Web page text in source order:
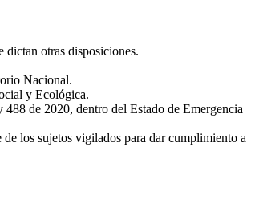
dictan otras disposiciones.
Nacional.
y Ecológica.
de 2020, dentro del Estado de Emergencia
los sujetos vigilados para dar cumplimiento a